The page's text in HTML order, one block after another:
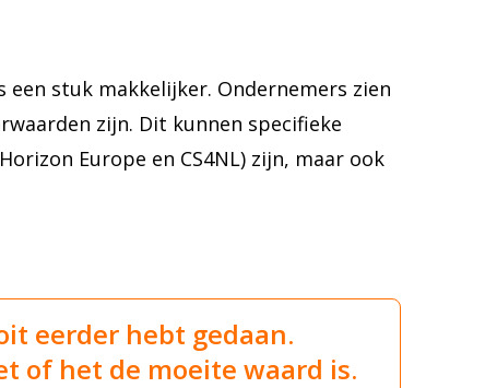
stuk makkelijker. Ondernemers zien
zijn. Dit kunnen specifieke
Europe en CS4NL) zijn, maar ook
eerder hebt gedaan.
of het de moeite waard is.